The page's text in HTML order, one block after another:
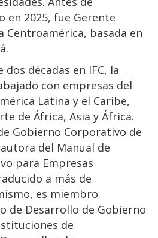
en 2025, fue Gerente
Centroamérica, basada en
décadas en IFC, la
con empresas del
Latina y el Caribe,
de África, Asia y África.
Gobierno Corporativo de
autora del Manual de
para Empresas
a más de
es miembro
de Desarrollo de Gobierno
de